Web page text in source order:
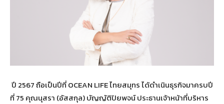
ปี 2567 ถือเป็นปีที่ OCEAN LIFE ไทยสมุทร ได้ดำเนินธุรกิจมาครบปี
ที่ 75 คุณนุสรา (อัสสกุล) บัญญัติปิยพจน์ ประธานเจ้าหน้าที่บริหาร